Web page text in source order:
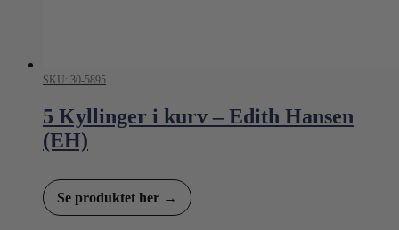
SKU: 30-5895
5 Kyllinger i kurv – Edith Hansen
(EH)
Se produktet her →